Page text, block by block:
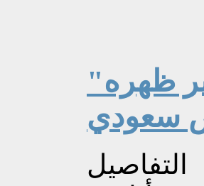
"ماركا": أنشيلوتي يُدير ظهره
سعودي
التفاصيل